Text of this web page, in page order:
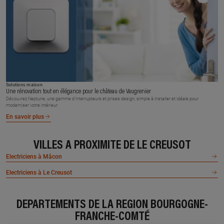
Solutions maison
Une rénovation tout en élégance pour le château de Vaugrenier
Découvrez Neptune, une gamme d’interrupteurs et prises design, simple à installer et idéale pour
moderniser votre intérieur.
En savoir plus
VILLES À PROXIMITÉ DE LE CREUSOT
Electriciens à Mâcon
Electriciens à Le Creusot
DÉPARTEMENTS DE LA RÉGION BOURGOGNE-
FRANCHE-COMTÉ